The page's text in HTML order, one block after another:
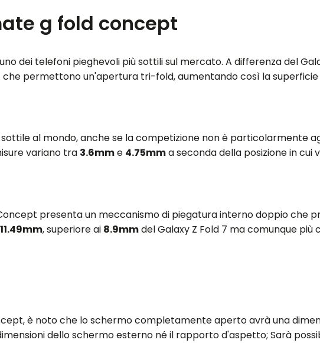
g fold concept
dei telefoni pieghevoli più sottili sul mercato. A differenza del
permettono un'apertura tri-fold, aumentando così la
al mondo, anche se la competizione non è particolarmente
variano tra 3.6mme 4.75mma seconda della posizione in cui
presenta un meccanismo di piegatura interno doppio che
11.49mm, superiore ai 8.9mmdel Galaxy Z Fold 7 ma comunque
è noto che lo schermo completamente aperto avrà una
dello schermo esterno né il rapporto d'aspetto; Sarà